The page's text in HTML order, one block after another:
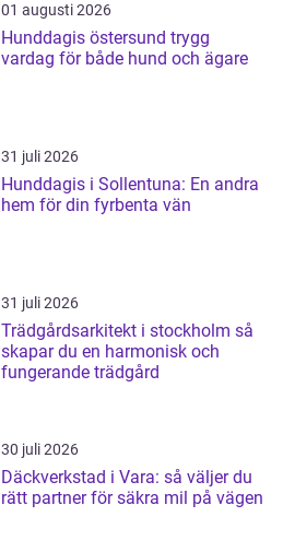
01 augusti 2026
Hunddagis östersund trygg
vardag för både hund och ägare
31 juli 2026
Hunddagis i Sollentuna: En andra
hem för din fyrbenta vän
31 juli 2026
Trädgårdsarkitekt i stockholm så
skapar du en harmonisk och
fungerande trädgård
30 juli 2026
Däckverkstad i Vara: så väljer du
rätt partner för säkra mil på vägen